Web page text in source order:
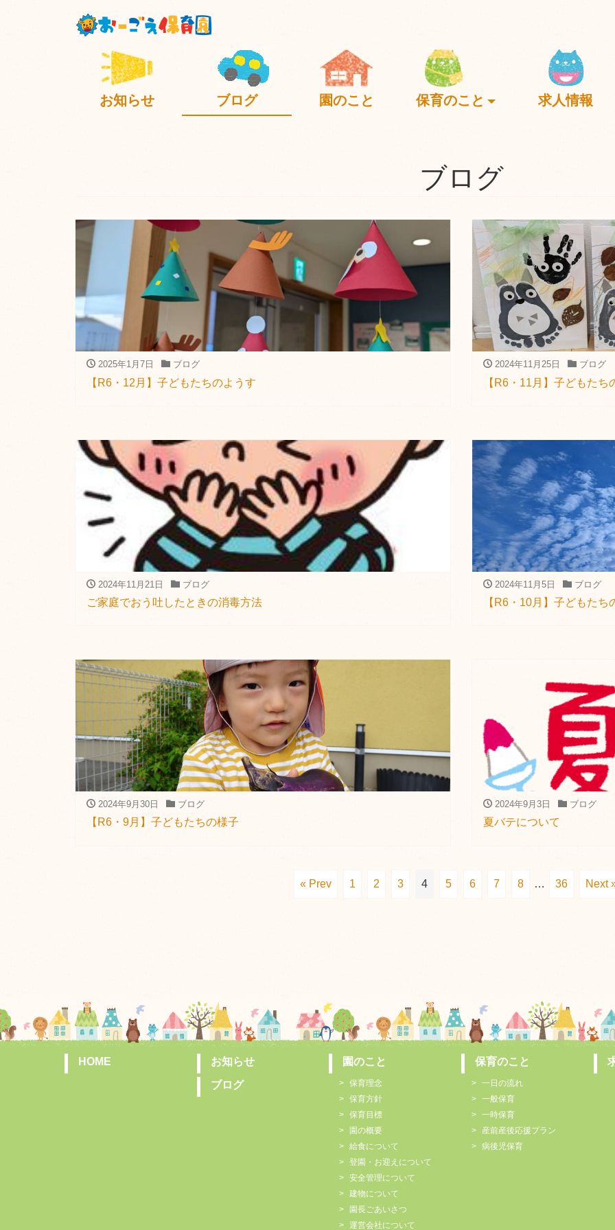
お知らせ ブログ 園のこと 保育のこと 求人情報
ブログ
2025年1月7日 ブログ
【R6・12月】子どもたちのようす
2024年11月25日 ブログ
【R6・11月】子どもたち
2024年11月21日 ブログ
ご家庭でおう吐したときの消毒方法
2024年11月5日 ブログ
【R6・10月】子どもたち
2024年9月30日 ブログ
【R6・9月】子どもたちの様子
2024年9月3日 ブログ
夏バテについて
« Prev 1 2 3 4 5 6 7 8 … 36 Next
HOME
お知らせ
ブログ
園のこと
保育理念
保育方針
保育目標
園の概要
給食について
登園・お迎えについて
安全管理について
建物について
園長ごあいさつ
運営会社について
保育のこと
一日の流れ
一般保育
一時保育
産前産後応援プラン
病後児保育